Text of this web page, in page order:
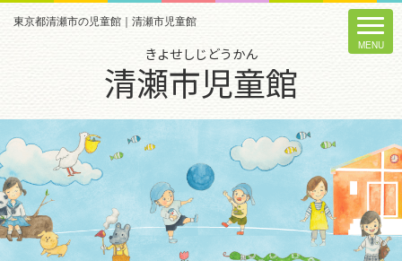
東京都清瀬市の児童館｜清瀬市児童館
きよせしじどうかん
清瀬市児童館